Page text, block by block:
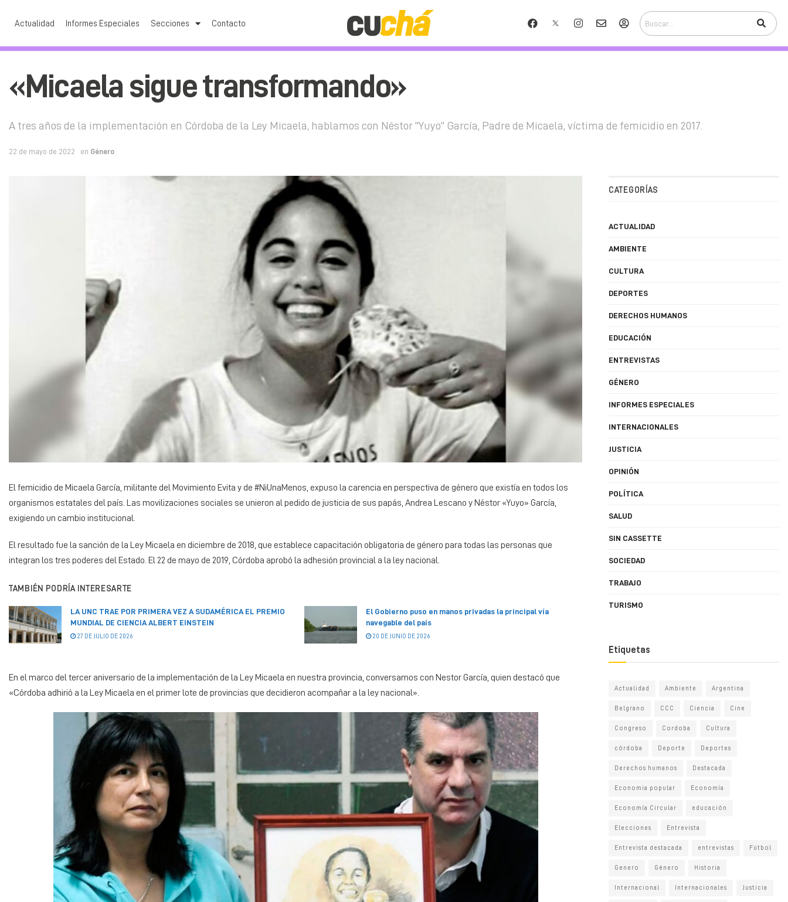
Actualidad Informes Especiales Secciones Contacto
«Micaela sigue transformando»
A tres años de la implementación en Córdoba de la Ley Micaela, hablamos con Néstor "Yuyo" García, Padre de Micaela, víctima de femicidio en 2017.
22 de mayo de 2022 en Género
El femicidio de Micaela García, militante del Movimiento Evita y de #NiUnaMenos, expuso la carencia en perspectiva de género que existía en todos los
organismos estatales del país. Las movilizaciones sociales se unieron al pedido de justicia de sus papás, Andrea Lescano y Néstor «Yuyo» García,
exigiendo un cambio institucional.
El resultado fue la sanción de la Ley Micaela en diciembre de 2018, que establece capacitación obligatoria de género para todas las personas que
integran los tres poderes del Estado. El 22 de mayo de 2019, Córdoba aprobó la adhesión provincial a la ley nacional.
TAMBIÉN PODRÍA INTERESARTE
LA UNC TRAE POR PRIMERA VEZ A SUDAMÉRICA EL PREMIO
MUNDIAL DE CIENCIA ALBERT EINSTEIN
27 DE JULIO DE 2026
El Gobierno puso en manos privadas la principal vía
navegable del país
20 DE JUNIO DE 2026
En el marco del tercer aniversario de la implementación de la Ley Micaela en nuestra provincia, conversamos con Nestor García, quien destacó que
«Córdoba adhirió a la Ley Micaela en el primer lote de provincias que decidieron acompañar a la ley nacional».
CATEGORÍAS
ACTUALIDAD
AMBIENTE
CULTURA
DEPORTES
DERECHOS HUMANOS
EDUCACIÓN
ENTREVISTAS
GÉNERO
INFORMES ESPECIALES
INTERNACIONALES
JUSTICIA
OPINIÓN
POLÍTICA
SALUD
SIN CASSETTE
SOCIEDAD
TRABAJO
TURISMO
Etiquetas
Actualidad Ambiente Argentina
Belgrano CCC Ciencia Cine
Congreso Cordoba Cultura
córdoba Deporte Deportes
Derechos humanos Destacada
Economia popular Economía
Economía Circular educación
Elecciones Entrevista
Entrevista destacada entrevistas Fútbol
Genero Género Historia
Internacional Internacionales Justicia